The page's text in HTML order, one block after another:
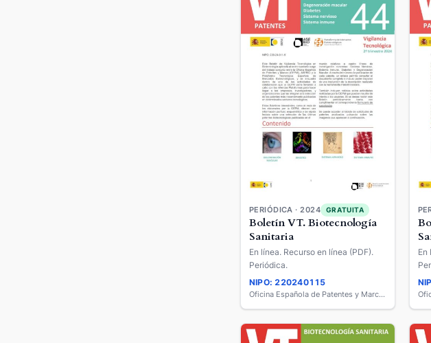
PERIÓDICA · 2024 GRATUITA
Boletín VT. Biotecnología
Sanitaria
En línea. Recurso en línea (PDF).
Periódica.
NIPO: 220240115
Oficina Española de Patentes y Marcas
En